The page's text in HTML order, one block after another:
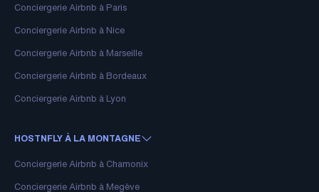
Conciergerie Airbnb à Paris
Conciergerie Airbnb à Nice
Conciergerie Airbnb à Marseille
Conciergerie Airbnb à Bordeaux
Conciergerie Airbnb à Lyon
HOSTNFLY À LA MONTAGNE
Conciergerie Airbnb à Chamonix
Conciergerie Airbnb à Megève